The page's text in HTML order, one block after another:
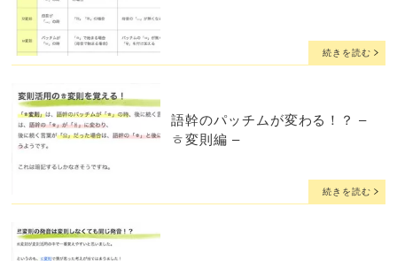
続きを読む
語幹のパッチムが変わる！？ –
ㅎ変則編 –
続きを読む